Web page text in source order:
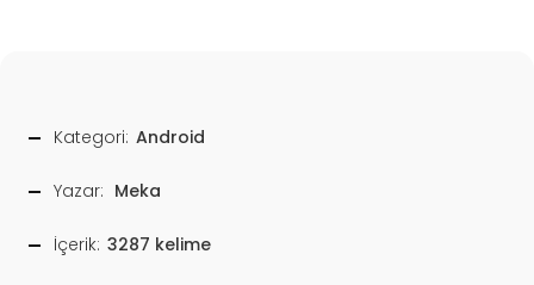
Kategori: Android
Yazar: Meka
İçerik: 3287 kelime